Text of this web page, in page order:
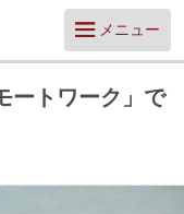
メニュー
ートワーク」で